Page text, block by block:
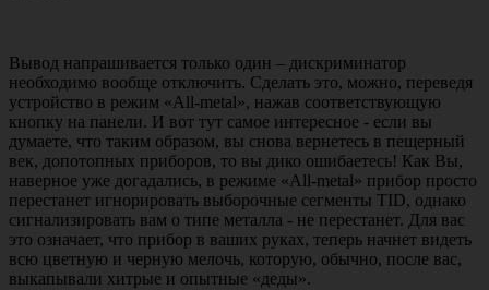
Вывод напрашивается только один – дискриминатор
необходимо вообще отключить. Сделать это, можно, переведя
устройство в режим «All-metal», нажав соответствующую
кнопку на панели. И вот тут самое интересное - если вы
думаете, что таким образом, вы снова вернетесь в пещерный
век, допотопных приборов, то вы дико ошибаетесь! Как Вы,
наверное уже догадались, в режиме «All-metal» прибор просто
перестанет игнорировать выборочные сегменты TID, однако
сигнализировать вам о типе металла - не перестанет. Для вас
это означает, что прибор в ваших руках, теперь начнет видеть
всю цветную и черную мелочь, которую, обычно, после вас,
выкапывали хитрые и опытные «деды».